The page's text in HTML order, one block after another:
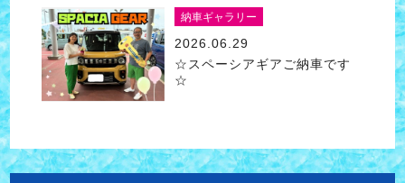
納車ギャラリー
2026.06.29
☆スペーシアギアご納車です
☆